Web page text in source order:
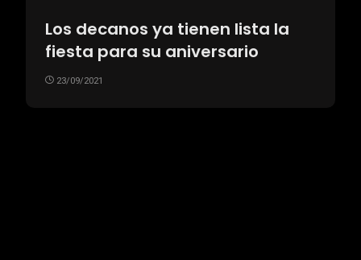
Los decanos ya tienen lista la
fiesta para su aniversario
23/09/2021